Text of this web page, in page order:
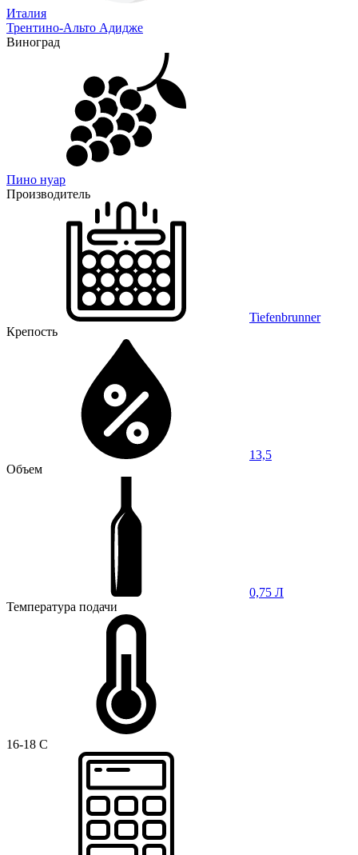
Италия
Трентино-Альто Адидже
Виноград
Пино нуар
Производитель
Tiefenbrunner
Крепость
13,5
Объем
0,75 Л
Температура подачи
16-18 C